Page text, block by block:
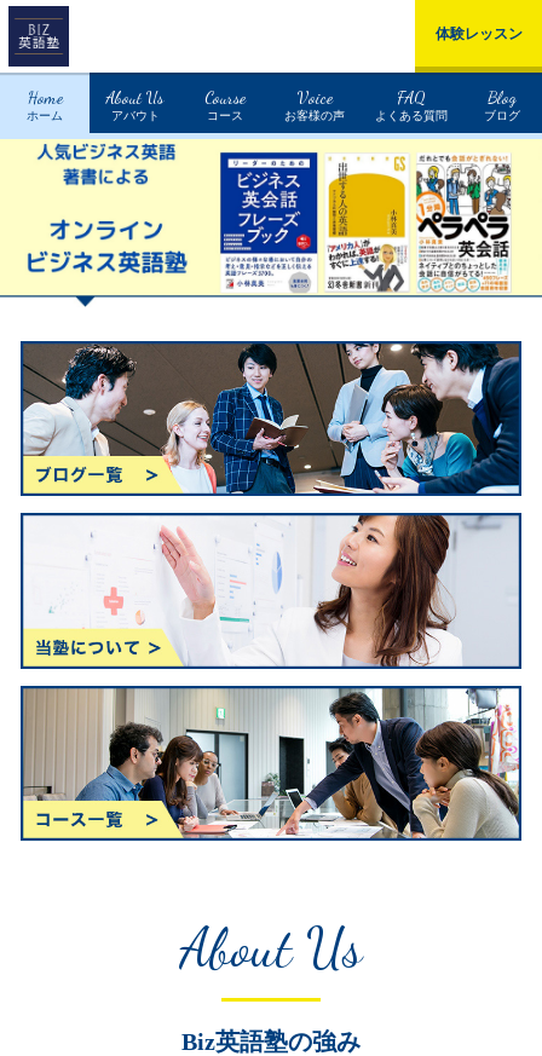
Home
ホーム
About Us
アバウト
Course
コース
Voice
お客様の声
FAQ
よくある質問
Blog
ブログ
体験レッスン
About Us
Biz英語塾の強み